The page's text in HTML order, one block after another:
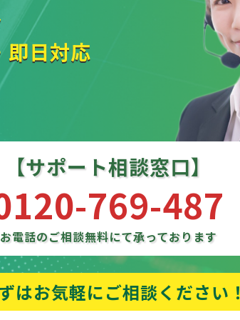
日対応
【サポート相談窓口】
769-487
お電話のご相談無料にて承っております
はお気軽にご相談ください！